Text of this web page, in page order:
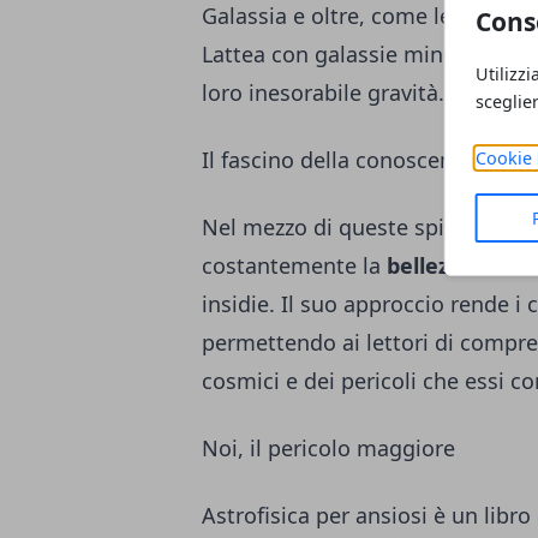
Cookie
Galassia e oltre, come le
Lattea con galassie minori,
loro inesorabile gravità.
Il fascino della conoscenza
Nel mezzo di queste
costantemente la bellezza
insidie. Il suo approccio rende i
permettendo ai lettori di
cosmici e dei pericoli che essi
Noi, il pericolo maggiore
Astrofisica per ansiosi è un